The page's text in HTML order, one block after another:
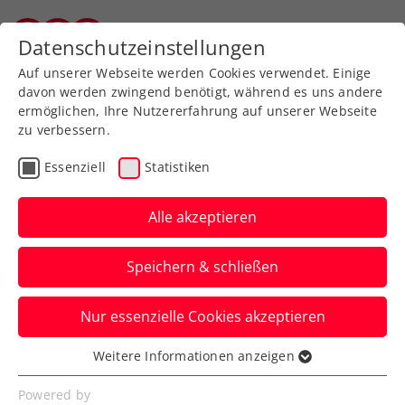
Zurück zur Newsübersicht
Rollstuhltennis
Senioren
Just play! Claus Lippert:
„Einige sitzen schon
vorher mit dem ITN-
Rechner da“
Datenschutzeinstellungen
Auf unserer Webseite werden Cookies verwendet. Einige
davon werden zwingend benötigt, während es uns andere
ermöglichen, Ihre Nutzererfahrung auf unserer Webseite
zu verbessern.
Essenziell Statistiken
Alle akzeptieren
Speichern & schließen
Nur essenzielle Cookies akzeptieren
Essenziell
Essenzielle Cookies werden für grundlegende
Weitere Informationen anzeigen
Powered by